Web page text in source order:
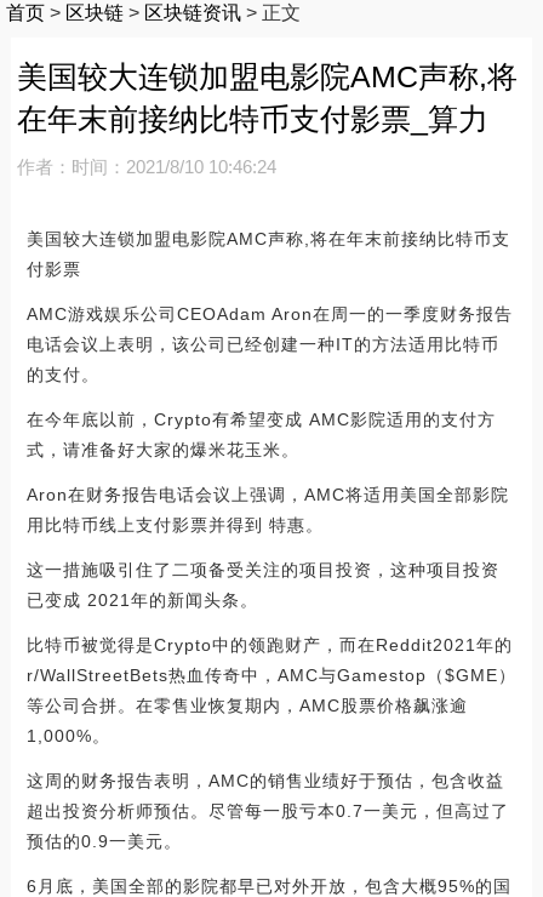
首页 > 区块链 > 区块链资讯 > 正文
美国较大连锁加盟电影院AMC声称,将
在年末前接纳比特币支付影票_算力
作者： 时间：2021/8/10 10:46:24
美国较大连锁加盟电影院AMC声称,将在年末前接纳比特币支
付影票
AMC游戏娱乐公司CEOAdam Aron在周一的一季度财务报告
电话会议上表明，该公司已经创建一种IT的方法适用比特币
的支付。
在今年底以前，Crypto有希望变成 AMC影院适用的支付方
式，请准备好大家的爆米花玉米。
Aron在财务报告电话会议上强调，AMC将适用美国全部影院
用比特币线上支付影票并得到 特惠。
这一措施吸引住了二项备受关注的项目投资，这种项目投资
已变成 2021年的新闻头条。
比特币被觉得是Crypto中的领跑财产，而在Reddit2021年的
r/WallStreetBets热血传奇中，AMC与Gamestop（$GME）
等公司合拼。在零售业恢复期内，AMC股票价格飙涨逾
1,000%。
这周的财务报告表明，AMC的销售业绩好于预估，包含收益
超出投资分析师预估。尽管每一股亏本0.7一美元，但高过了
预估的0.9一美元。
6月底，美国全部的影院都早已对外开放，包含大概95%的国